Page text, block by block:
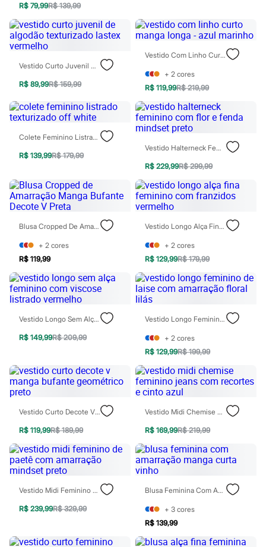
Jeans
Moda esportiva
Shorts e Saias
Vestidos
Masculino
Em alta
Dia dos Pais
Inverno
Roupas
Bermudas
Calças
Casacos e Jaquetas
Polos
Acessórios
Bolsas e Mochilas
Chapéus e Bonés
Cintos
Carteiras
Óculos
Relógios
Calçados
Botas
Chinelos
Sapatos
Tênis
Acessórios
Calças
Calçados
Regatas
Cuecas
Meias
Pijamas
Moda praia
Personagens
Plus size
Blusas e Camisetas
Calças
Casacos e Jaquetas
Shorts e Bermudas
R$ 79,99R$ 139,99
Vestido Curto Juvenil De Algodão Texturizado Lastex Vermelho
R$ 89,99R$ 159,99
Vestido Com Linho Curto Manga Longa - Azul Marinho
+ 2 cores
R$ 119,99R$ 219,99
Colete Feminino Listrado Texturizado Off White
R$ 139,99R$ 179,99
Vestido Halterneck Feminino Com Flor E Fenda Mindset Preto
R$ 229,99R$ 299,99
Blusa Cropped De Amarração Manga Bufante Decote V Preta
+ 2 cores
R$ 119,99
Vestido Longo Alça Fina Feminino Com Franzidos Vermelho
+ 2 cores
R$ 129,99R$ 179,99
Vestido Longo Sem Alça Feminino Com Viscose Listrado Vermelho
R$ 149,99R$ 209,99
Vestido Longo Feminino De Laise Com Amarração Floral Lilás
+ 2 cores
R$ 129,99R$ 199,99
Vestido Curto Decote V Manga Bufante Geométrico Preto
R$ 119,99R$ 189,99
Vestido Midi Chemise Feminino Jeans Com Recortes E Cinto Azul
R$ 169,99R$ 219,99
Vestido Midi Feminino De Paetê Com Amarração Mindset Preto
R$ 239,99R$ 329,99
Blusa Feminina Com Amarração Manga Curta Vinho
+ 3 cores
R$ 139,99